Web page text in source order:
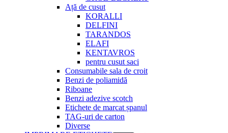
Ață de cusut
KORALLI
DELFINI
TARANDOS
ELAFI
KENTAVROS
pentru cusut saci
Consumabile sala de croit
Benzi de poliamidă
Riboane
Benzi adezive scotch
Etichete de marcat șpanul
TAG-uri de carton
Diverse